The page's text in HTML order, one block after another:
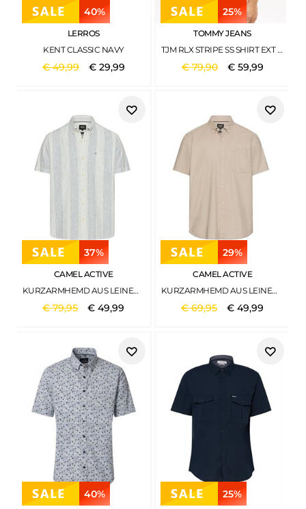
40%
LERROS
KENT CLASSIC NAVY
€49,99 € 29,99
25%
TOMMY JEANS
TJM RLX STRIPE SS SHIRT EXT ANCIENT WHITE STRIPES
€79,90 € 59,99
37%
CAMEL ACTIVE
KURZARMHEMD AUS LEINENMIX INDIGO BLUE
€79,95 €49,99
29%
CAMEL ACTIVE
KURZARMHEMD AUS LEINENMIX LIGHT BEIGE
€69,95 €49,99
40% 25%